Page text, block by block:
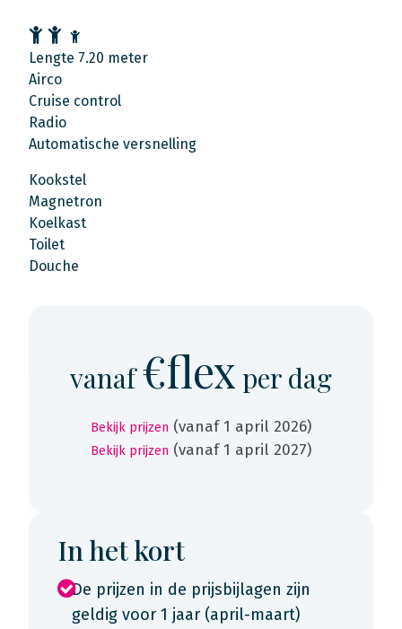
Lengte 7.20 meter
Airco
Cruise control
Radio
Automatische versnelling
Kookstel
Magnetron
Koelkast
Toilet
Douche
vanaf€flex per dag
Bekijk prijzen (vanaf 1 april 2026)
Bekijk prijzen (vanaf 1 april 2027)
In het kort
De prijzen in de prijsbijlagen zijn
geldig voor 1 jaar (april-maart)